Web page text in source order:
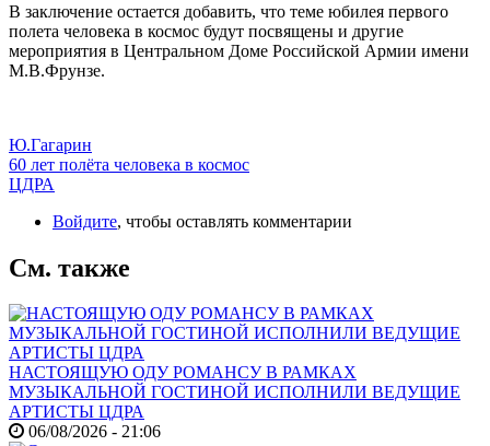
В заключение остается добавить, что теме юбилея первого
полета человека в космос будут посвящены и другие
мероприятия в Центральном Доме Российской Армии имени
М.В.Фрунзе.
Ю.Гагарин
60 лет полёта человека в космос
ЦДРА
Войдите, чтобы оставлять комментарии
См. также
НАСТОЯЩУЮ ОДУ РОМАНСУ В РАМКАХ
МУЗЫКАЛЬНОЙ ГОСТИНОЙ ИСПОЛНИЛИ ВЕДУЩИЕ
АРТИСТЫ ЦДРА
06/08/2026 - 21:06